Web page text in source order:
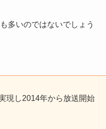
多いのではないでしょう
現し2014年から放送開始